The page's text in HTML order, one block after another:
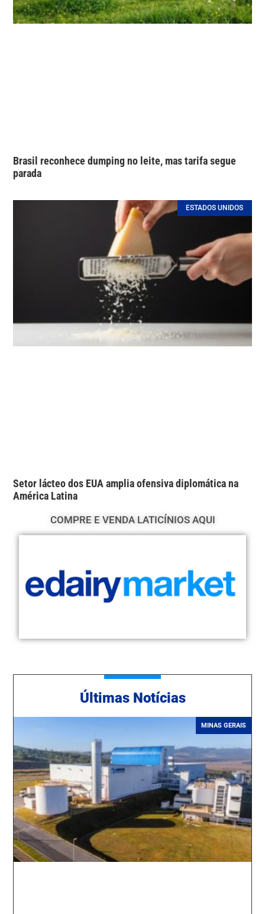
Brasil reconhece dumping no leite, mas tarifa segue
parada
ESTADOS UNIDOS
Setor lácteo dos EUA amplia ofensiva diplomática na
América Latina
COMPRE E VENDA LATICÍNIOS AQUI
Últimas Notícias
MINAS GERAIS